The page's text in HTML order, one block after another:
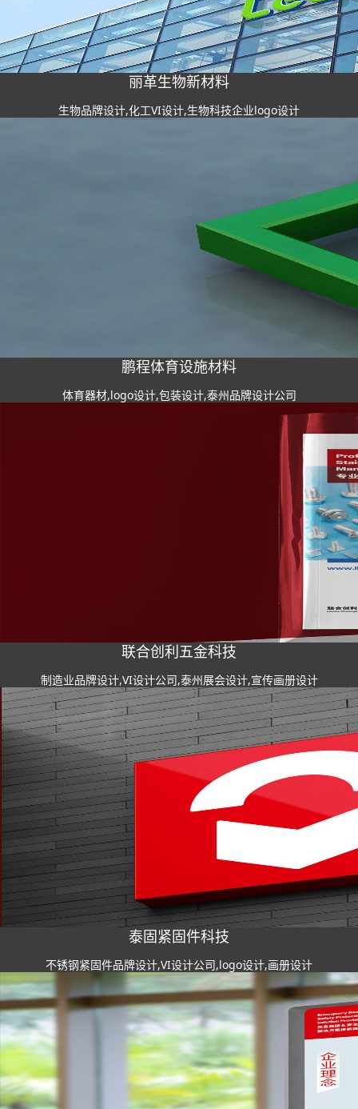
丽革生物新材料
生物品牌设计,化工VI设计,生物科技企业logo设计
鹏程体育设施材料
体育器材,logo设计,包装设计,泰州品牌设计公司
联合创利五金科技
制造业品牌设计,VI设计公司,泰州展会设计,宣传画册设计
泰固紧固件科技
不锈钢紧固件品牌设计,VI设计公司,logo设计,画册设计